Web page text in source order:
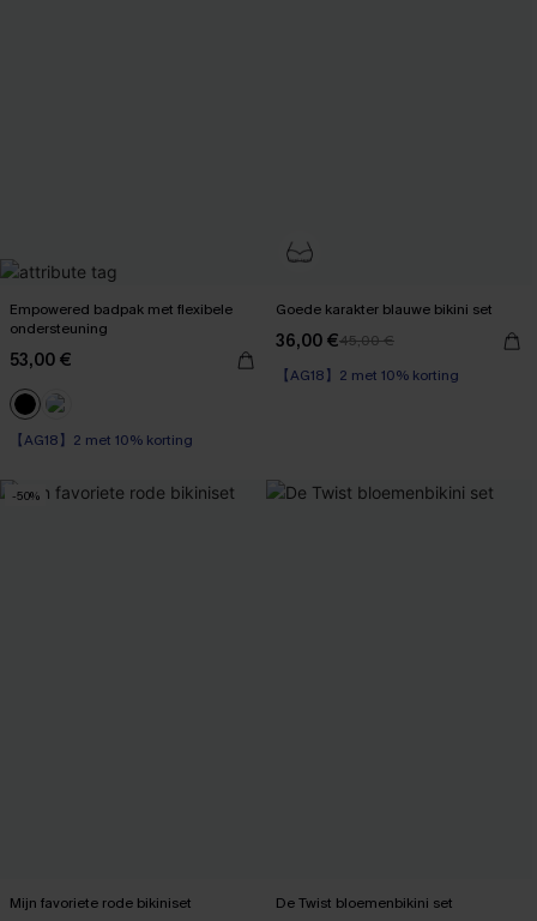
Empowered badpak met flexibele
ondersteuning
53,00 €
【AG18】2 met 10% korting
Underwire
Goede karakter blauwe bikini set
36,00 €45,00 €
【AG18】2 met 10% korting
Verborgen beugel
-50%
Mijn favoriete rode bikiniset De Twist bloemenbikini set